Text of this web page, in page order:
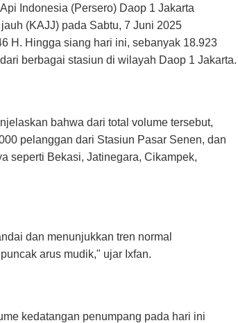
Indonesia (Persero) Daop 1 Jakarta
(KAJJ) pada Sabtu, 7 Juni 2025
H. Hingga siang hari ini, sebanyak 18.923
berbagai stasiun di wilayah Daop 1 Jakarta.
bahwa dari total volume tersebut,
pelanggan dari Stasiun Pasar Senen, dan
seperti Bekasi, Jatinegara, Cikampek,
dan menunjukkan tren normal
arus mudik," ujar Ixfan.
kedatangan penumpang pada hari ini